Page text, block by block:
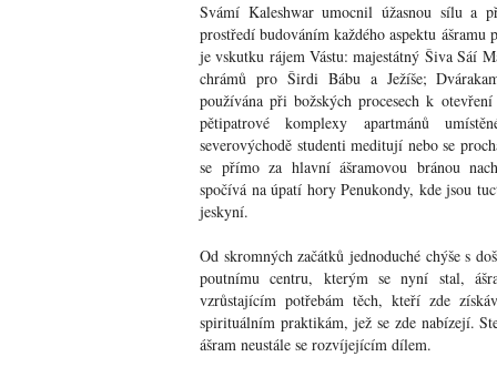
Svámí Kaleshwar umocnil úžasnou sílu a
prostředí budováním každého aspektu ášramu
je vskutku rájem Vástu: majestátný Šiva Sáí
chrámů pro Širdi Bábu a Ježíše;
používána při božských procesech k
pětipatrové komplexy apartmánů
severovýchodě studenti meditují nebo se
se přímo za hlavní ášramovou bránou
spočívá na úpatí hory Penukondy, kde jsou
jeskyní.
Od skromných začátků jednoduché chýše s
poutnímu centru, kterým se nyní stal,
vzrůstajícím potřebám těch, kteří zde
spirituálním praktikám, jež se zde nabízejí.
ášram neustále se rozvíjejícím dílem.